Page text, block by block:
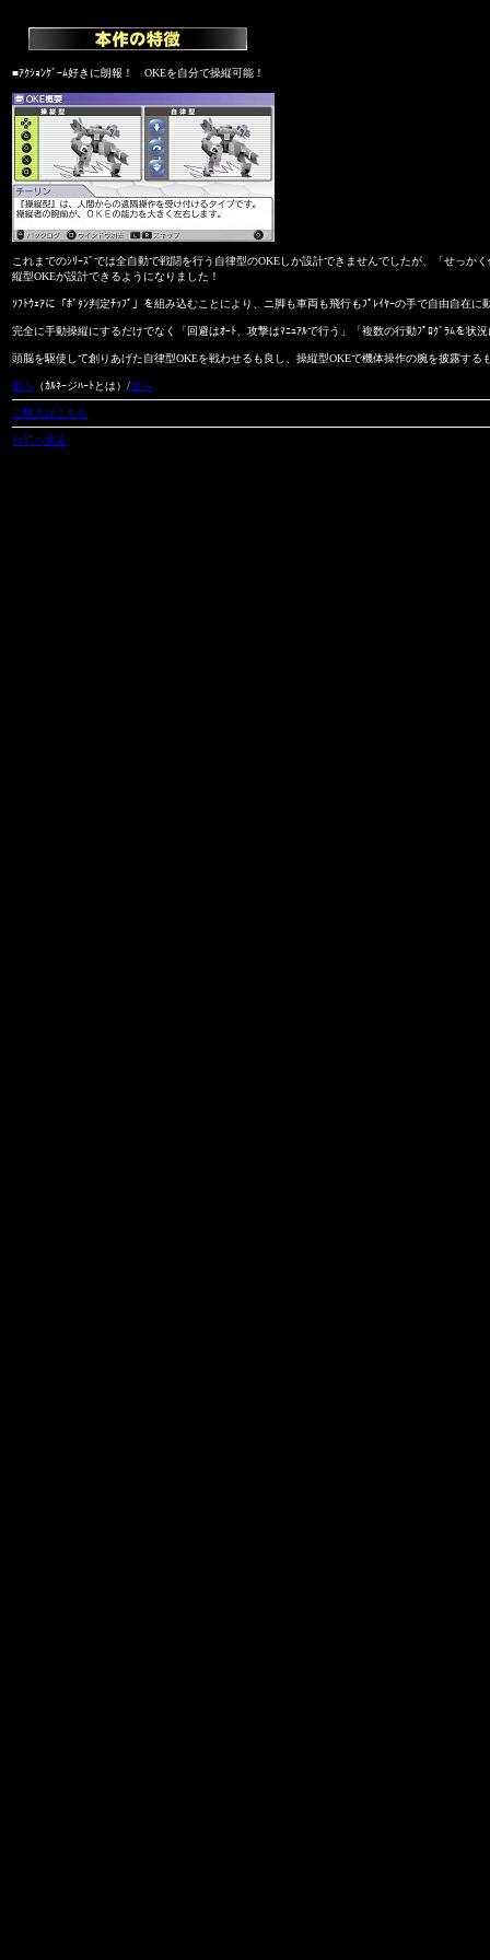
■ｱｸｼｮﾝｹﾞｰﾑ好きに朗報！ OKEを自分で操縦可能！
これまでのｼﾘｰｽﾞでは全自動で戦闘を行う自律型のOKEしか設計できませんでしたが、「せっ
縦型OKEが設計できるようになりました！
ｿﾌﾄｳｪｱに「ﾎﾞﾀﾝ判定ﾁｯﾌﾟ」を組み込むことにより、ニ脚も車両も飛行もﾌﾟﾚｲﾔｰの手で自由自在に
完全に手動操縦にするだけでなく「回避はｵｰﾄ、攻撃はﾏﾆｭｱﾙで行う」「複数の行動ﾌﾟﾛｸﾞﾗﾑを
頭脳を駆使して創りあげた自律型OKEを戦わせるも良し、操縦型OKEで機体操作の腕を披露する
前へ （ｶﾙﾈｰジﾊｰﾄとは）/次へ
ご購入はこちら
ﾄｯﾌﾟへ戻る